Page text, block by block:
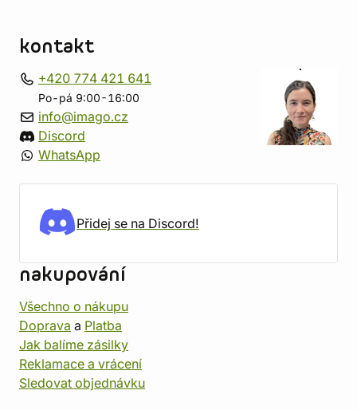
kontakt
+420 774 421 641
Po-pá 9:00-16:00
info@imago.cz
Discord
WhatsApp
Přidej se na Discord!
nakupování
Všechno o nákupu
Doprava a Platba
Jak balíme zásilky
Reklamace a vrácení
Sledovat objednávku